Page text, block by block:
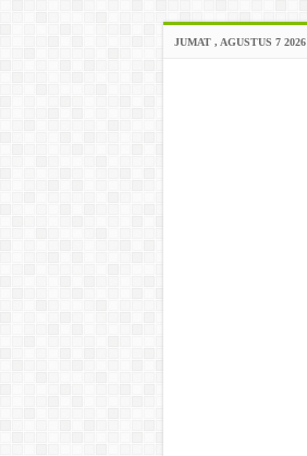
JUMAT , AGUSTUS 7 2026